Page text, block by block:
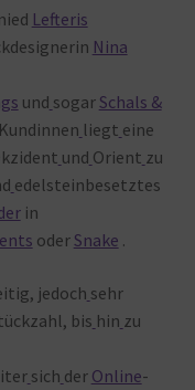
Lefteris
Nina
und sogarSchals &
Kundinnen liegt eine
und Orient zu
edelsteinbesetztes
in
oderSnake .
jedoch sehr
bis hin zu
sich der Online-